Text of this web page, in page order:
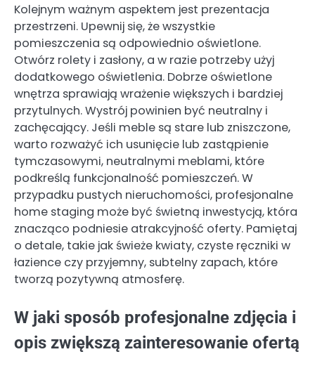
Kolejnym ważnym aspektem jest prezentacja
przestrzeni. Upewnij się, że wszystkie
pomieszczenia są odpowiednio oświetlone.
Otwórz rolety i zasłony, a w razie potrzeby użyj
dodatkowego oświetlenia. Dobrze oświetlone
wnętrza sprawiają wrażenie większych i bardziej
przytulnych. Wystrój powinien być neutralny i
zachęcający. Jeśli meble są stare lub zniszczone,
warto rozważyć ich usunięcie lub zastąpienie
tymczasowymi, neutralnymi meblami, które
podkreślą funkcjonalność pomieszczeń. W
przypadku pustych nieruchomości, profesjonalne
home staging może być świetną inwestycją, która
znacząco podniesie atrakcyjność oferty. Pamiętaj
o detale, takie jak świeże kwiaty, czyste ręczniki w
łazience czy przyjemny, subtelny zapach, które
tworzą pozytywną atmosferę.
W jaki sposób profesjonalne zdjęcia i
opis zwiększą zainteresowanie ofertą